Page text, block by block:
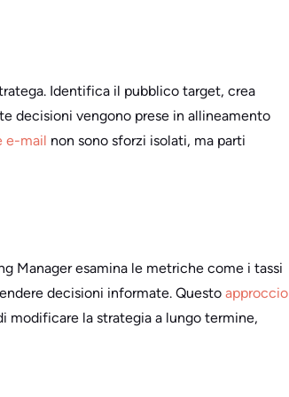
Identifica il pubblico target, crea
decisioni vengono prese in allineamento
e-mail non sono sforzi isolati, ma parti
Manager esamina le metriche come i tassi
decisioni informate. Questo approccio
la strategia a lungo termine,